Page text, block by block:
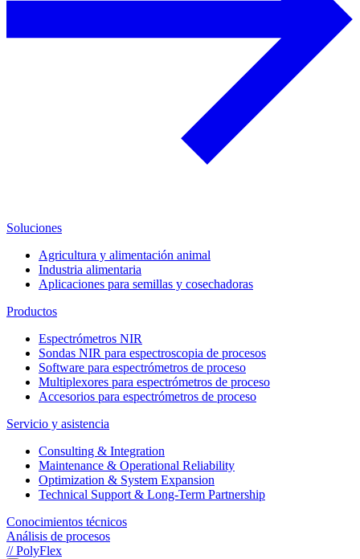
Soluciones
Agricultura y alimentación animal
Industria alimentaria
Aplicaciones para semillas y cosechadoras
Productos
Espectrómetros NIR
Sondas NIR para espectroscopia de procesos
Software para espectrómetros de proceso
Multiplexores para espectrómetros de proceso
Accesorios para espectrómetros de proceso
Servicio y asistencia
Consulting & Integration
Maintenance & Operational Reliability
Optimization & System Expansion
Technical Support & Long-Term Partnership
Conocimientos técnicos
Análisis de procesos
// PolyFlex